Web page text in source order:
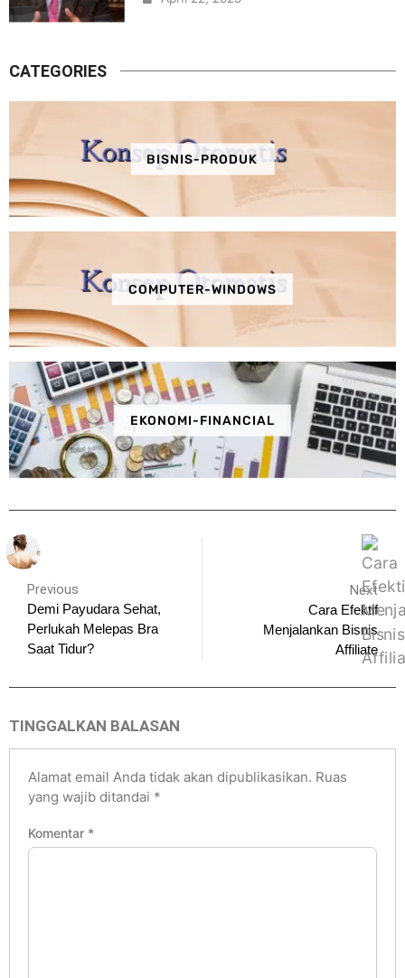
CATEGORIES
BISNIS-PRODUK
COMPUTER-WINDOWS
EKONOMI-FINANCIAL
Previous
Demi Payudara Sehat,
Perlukah Melepas Bra
Saat Tidur?
Next
Cara Efektif
Menjalankan Bisnis
Affiliate
TINGGALKAN BALASAN
Alamat email Anda tidak akan dipublikasikan. Ruas
yang wajib ditandai *
Komentar *